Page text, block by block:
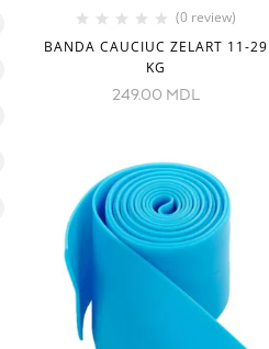
(0 review)
BANDA CAUCIUC ZELART 11-29
KG
249.00 MDL